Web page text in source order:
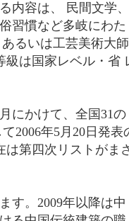
内容は、 民間文学、
習慣など多岐にわた
るいは工芸美術大師
級は国家レベル・省
にかけて、全国31の
2006年5月20日発表
は第四次リストがま
す。2009年以降は中